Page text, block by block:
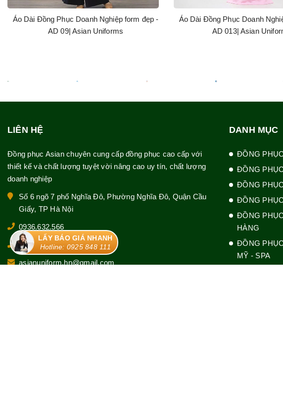
Áo Dài Đồng Phục Doanh Nghiệp form đẹp -
AD 09| Asian Uniforms
Áo Dài Đồng Phục Doanh
AD 013| Asian
LIÊN HỆ
Đồng phục Asian chuyên cung cấp đồng phục cao cấp với
thiết kế và chất lượng tuyệt vời nâng cao uy tín, chất lượng
doanh nghiệp
Số 6 ngõ 7 phố Nghĩa Đô, Phường Nghĩa Đô, Quận Cầu
Giấy, TP Hà Nội
0936.632.566
0925 848 111
asianuniform.hn@gmail.com
DANH MỤC
ĐỒNG
ĐỒNG
ĐỒNG
ĐỒNG
ĐỒNG
HÀNG
ĐỒNG
MỸ - SPA
LẤY BÁO GIÁ NHANH
Hotline: 0925 848 111